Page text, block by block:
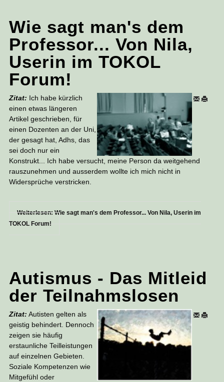
Wie sagt man's dem
Professor... Von Nila,
Userin im TOKOL
Forum!
Zitat: Ich habe kürzlich
einen etwas längeren
Artikel geschrieben, für
einen Dozenten an der Uni,
der gesagt hat, Adhs, das
sei doch nur ein
Konstrukt... Ich habe versucht, meine Person da weitgehend
rauszunehmen und ausserdem wollte ich mich nicht in
Widersprüche verstricken.
Weiterlesen: Wie sagt man's dem Professor... Von Nila, Userin im
TOKOL Forum!
Autismus - Das Mitleid
der Teilnahmslosen
Zitat: Autisten gelten als
geistig behindert. Dennoch
zeigen sie häufig
erstaunliche Teilleistungen
auf einzelnen Gebieten.
Soziale Kompetenzen wie
Mitgefühl oder